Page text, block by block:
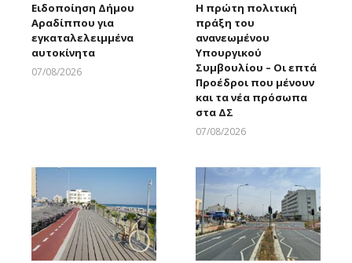
Ειδοποίηση Δήμου
Αραδίππου για
εγκαταλελειμμένα
αυτοκίνητα
07/08/2026
Η πρώτη πολιτική
πράξη του
ανανεωμένου
Υπουργικού
Συμβουλίου – Οι επτά
Προέδροι που μένουν
και τα νέα πρόσωπα
στα ΔΣ
07/08/2026